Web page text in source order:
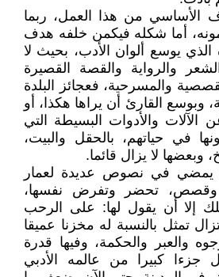
الأساسي من هذا العمل، ربما
أما شكله فيكمن خلفه هدف
الذي يوسع ألوان الأدب، بحيث لا
والرواية والقصة القصيرة
والمسرحية، فعجائز البلدة
وبوسع القارئ أن يراها هكذا، أو
الآلات والأدوات البسيطة التي
في حياتهم، بالحقل والبيت،
وبعضها لا يزال قائما.
يمضي في نصوص عديدة لعمار
تحضر وتفرض نفسها،
إلا أن يقول لها: على الرحب
تمثل بالنسبة له مخزنا عميقا
والعبر والحكمة، وفيها قدرة
كبيرا من عالمه الأدبي